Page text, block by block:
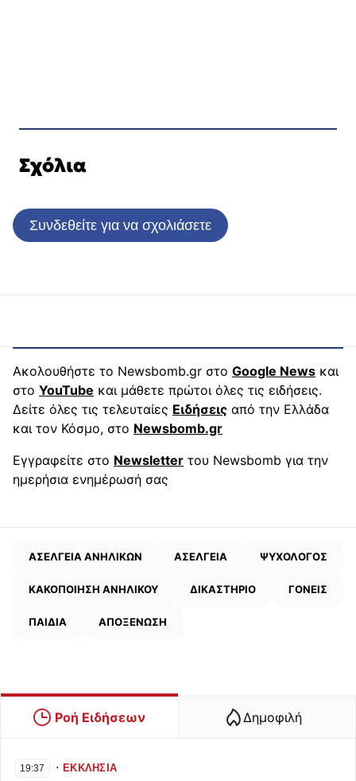
Σχόλια
Συνδεθείτε για να σχολιάσετε
Ακολουθήστε το Newsbomb.gr στο Google News και
στο YouTube και μάθετε πρώτοι όλες τις ειδήσεις.
Δείτε όλες τις τελευταίες Ειδήσεις από την Ελλάδα
και τον Κόσμο, στο Newsbomb.gr
Εγγραφείτε στο Newsletter του Newsbomb για την
ημερήσια ενημέρωσή σας
ΑΣΕΛΓΕΙΑ ΑΝΗΛΙΚΩΝ ΑΣΕΛΓΕΙΑ ΨΥΧΟΛΟΓΟΣ
ΚΑΚΟΠΟΙΗΣΗ ΑΝΗΛΙΚΟΥ ΔΙΚΑΣΤΗΡΙΟ ΓΟΝΕΙΣ
ΠΑΙΔΙΑ ΑΠΟΞΕΝΩΣΗ
Ροή Ειδήσεων Δημοφιλή
19:37 ∙ΕΚΚΛΗΣΙΑ